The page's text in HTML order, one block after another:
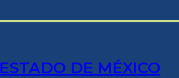
ESTADO DE MÉXICO